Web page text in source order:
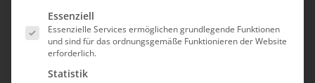
Pflege reißen nicht ab. Das ist nicht nur
ein Alarmsignal an die Branche, sondern
auch an Politik und Gesellschaft.
Es folgt eine Liste der Service-Gruppen, für die
Essenziell
Essenzielle Services ermöglichen grundlegende Funktionen
und sind für das ordnungsgemäße Funktionieren der Website
erforderlich.
Statistik